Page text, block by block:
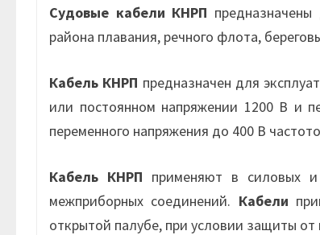
Судовые кабели КНРП
района плавания, речного флота,
Кабель КНРП предназначен для
или постоянном напряжении 1200 В и
переменного напряжения до 400 В
Кабель КНРП применяют в силовых и
межприборных соединений. Кабели
открытой палубе, при условии защиты